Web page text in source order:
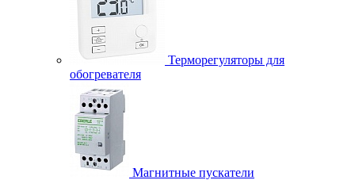
Терморегуляторы для
обогревателя
Магнитные пускатели